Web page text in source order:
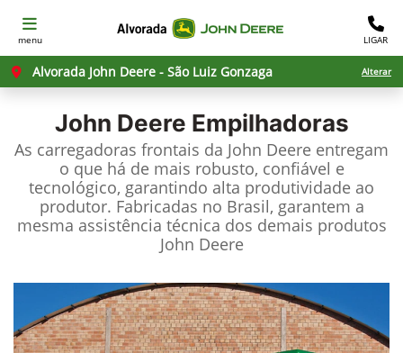
menu LIGAR
Alvorada John Deere - São Luiz Gonzaga Alterar
John Deere Empilhadoras
As carregadoras frontais da John Deere entregam
o que há de mais robusto, confiável e
tecnológico, garantindo alta produtividade ao
produtor. Fabricadas no Brasil, garantem a
mesma assistência técnica dos demais produtos
John Deere